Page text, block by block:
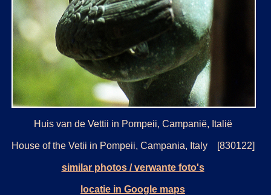
Huis van de Vettii in Pompeii, Campanië, Italië
House of the Vetii in Pompeii, Campania, Italy [830122]
similar photos / verwante foto's
locatie in Google maps